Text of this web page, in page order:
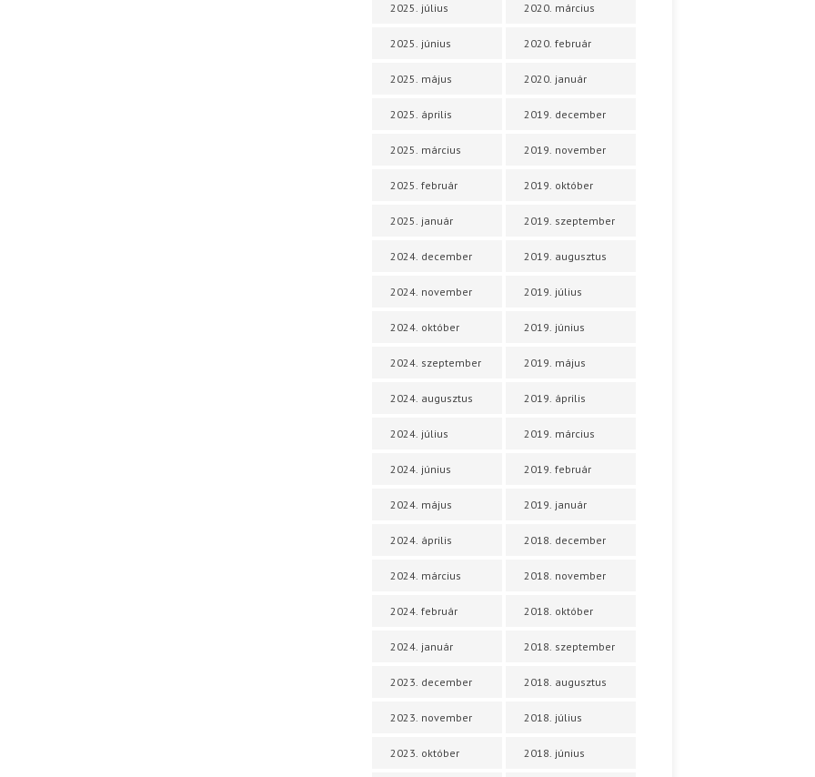
2025. július
2025. június
2025. május
2025. április
2025. március
2025. február
2025. január
2024. december
2024. november
2024. október
2024. szeptember
2024. augusztus
2024. július
2024. június
2024. május
2024. április
2024. március
2024. február
2024. január
2023. december
2023. november
2023. október
2020. március
2020. február
2020. január
2019. december
2019. november
2019. október
2019. szeptember
2019. augusztus
2019. július
2019. június
2019. május
2019. április
2019. március
2019. február
2019. január
2018. december
2018. november
2018. október
2018. szeptember
2018. augusztus
2018. július
2018. június